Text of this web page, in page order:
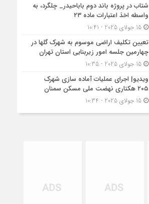
شتاب در پروژه باند دوم باباحیدر_ چلگرد، به
واسطه اخذ اعتبارات ماده ۲۳
15 جولای 2025 - 10:41
تعیین تکلیف اراضی موسوم به شهرک گلها در
چهارمین جلسه امور زیربنایی استان تهران
15 جولای 2025 - 10:35
ویدیو| اجرای عملیات آماده سازی شهرک
۲۰۵ هکتاری نهضت ملی مسکن سمنان
15 جولای 2025 - 10:34